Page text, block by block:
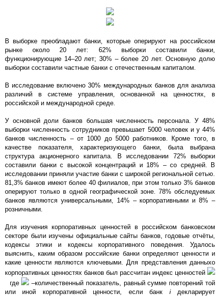
В выборке преобладают банки, которые оперируют на российском
рынке около 20 лет: 62% выборки составили банки,
функционирующие 14–20 лет; 30% – более 20 лет. Основную долю
выборки составили частные банки с отечественным капиталом.
В исследование включено 30% международных банков для анализа
различий в системе управления, основанной на ценностях, в
российской и международной среде.
У основной доли банков большая численность персонала. У 48%
выборки численность сотрудников превышает 5000 человек и у 44%
банков численность – от 1000 до 5000 работников. Кроме того, в
качестве показателя, характеризующего банки, была выбрана
структура акционерного капитала. В исследовании 72% выборки
составили банки с высокой концентраций и 18% – со средней. В
исследовании приняли участие банки с широкой региональной сетью.
81,3% банков имеют более 40 филиалов, при этом только 3% банков
оперируют только в одной географической зоне. 78% обследуемых
банков являются универсальными, 14% – корпоративными и 8% –
розничными.
Для изучения корпоративных ценностей в российском банковском
секторе были изучены официальные сайты банков, годовые отчёты,
кодексы этики и кодексы корпоративного поведения. Удалось
выяснить, каким образом российские банки определяют ценности и
какие ценности являются ключевыми. Для представления данныхо
корпоративных ценностях банков был рассчитан индекс ценностей
где
–количественный показатель, равный сумме повторений той
или иной корпоративной ценности, если банк i декларирует